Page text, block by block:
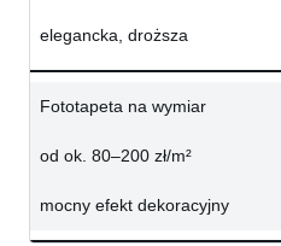
elegancka, droższa
Fototapeta na wymiar
od ok. 80–200 zł/m²
mocny efekt dekoracyjny